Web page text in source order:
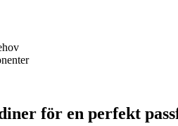
för en perfekt